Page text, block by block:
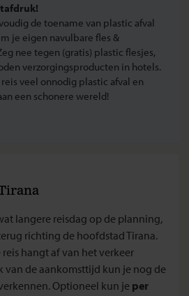
de toename van plastic afval
je eigen navulbare fles &
nee tegen (gratis) plastic flesjes,
verzorgingsproducten in hotels.
veel onnodig plastic afval en
een schonere wereld!
langere reisdag op de planning,
richting de hoofdstad Tirana.
hangt af van het verkeer
de aankomsttijd kun je nog de
Optioneel kun je per